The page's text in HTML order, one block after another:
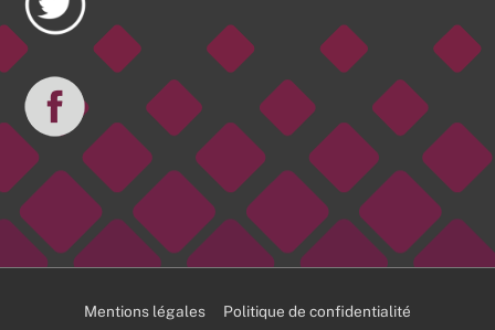
Mentions légales Politique de confidentialité